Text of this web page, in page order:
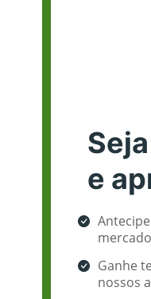
e
Ganhe
nossos